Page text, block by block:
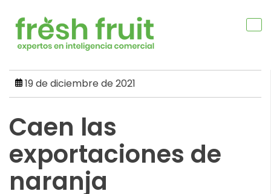
content
19 de diciembre de 2021
Caen las
exportaciones de
naranja